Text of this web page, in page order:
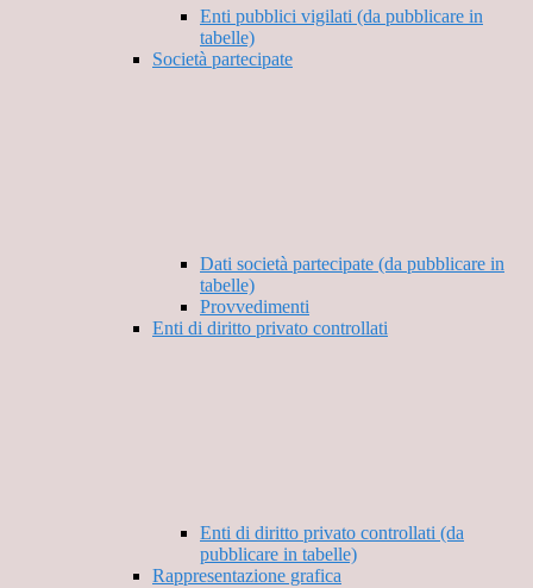
Enti pubblici vigilati (da pubblicare in
tabelle)
Società partecipate
Dati società partecipate (da pubblicare in
tabelle)
Provvedimenti
Enti di diritto privato controllati
Enti di diritto privato controllati (da
pubblicare in tabelle)
Rappresentazione grafica